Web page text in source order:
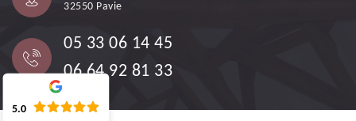
32550 Pavie
05 33 06 14 45
06 64 92 81 33
5.0